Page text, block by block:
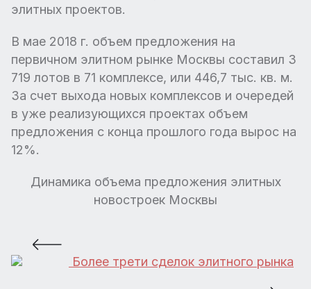
элитных проектов.
В мае 2018 г. объем предложения на
первичном элитном рынке Москвы составил 3
719 лотов в 71 комплексе, или 446,7 тыс. кв. м.
За счет выхода новых комплексов и очередей
в уже реализующихся проектах объем
предложения с конца прошлого года вырос на
12%.
Динамика объема предложения элитных
новостроек Москвы
Более трети сделок элитного рынка